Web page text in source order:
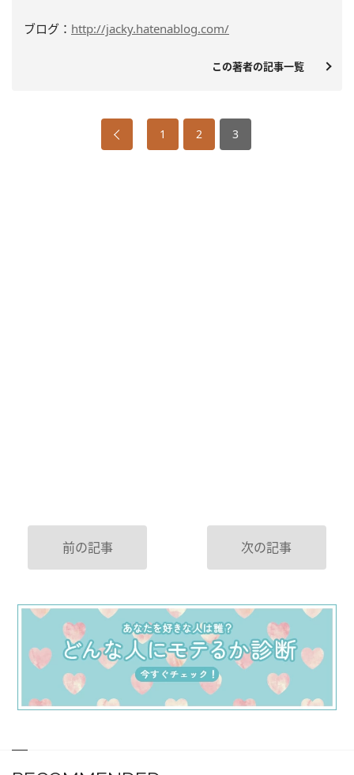
ブログ： http://jacky.hatenablog.com/
この著者の記事一覧
1 2 3
前の記事 次の記事